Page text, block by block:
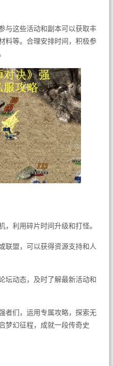
与这些活动和副本可以获取丰
料等。合理安排时间，积极参
利用碎片时间升级和打怪。
联盟，可以获得资源支持和人
坛动态，及时了解最新活动和
者们，运用专属攻略，探索无
梦幻征程，成就一段传奇史